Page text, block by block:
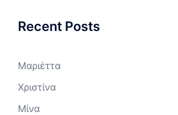
Recent Posts
Μαριέττα
Χριστίνα
Μίνα